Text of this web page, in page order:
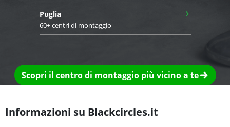
Puglia
60+ centri di montaggio
›
Scopri il centro di montaggio più vicino a te
Informazioni su Blackcircles.it